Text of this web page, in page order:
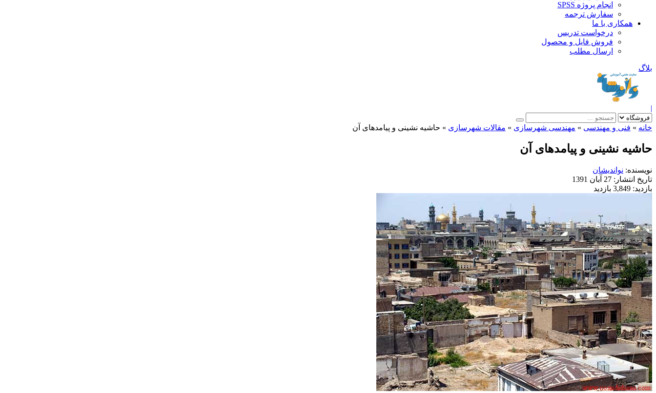
انجام پروژه SPSS
سفارش ترجمه
همکاری با ما
درخواست تدریس
فروش فایل و محصول
ارسال مطلب
بلاگ
|
خانه » فنی و مهندسی » مهندسی شهرسازی » مقالات شهرسازی » حاشیه نشینی و پیامدهای آن
حاشیه نشینی و پیامدهای آن
نویسنده: نواندیشان
تاریخ انتشار: 27 آبان 1391
بازدید: 3,849 بازدید